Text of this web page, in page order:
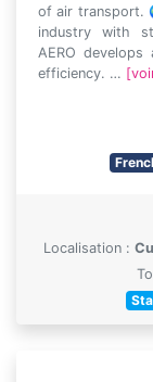
of air transport.
industry with
AERO
efficiency. …
Localisation :